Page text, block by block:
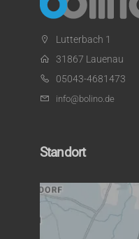
Lutterbach 1
31867 Lauenau
05043-4681473
info@bolino.de
Standort